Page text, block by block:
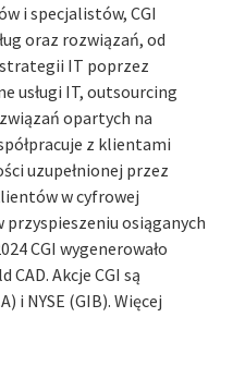
i specjalistów, CGI
oraz rozwiązań, od
IT poprzez
usługi IT, outsourcing
opartych na
z klientami
uzupełnionej przez
w cyfrowej
osiąganych
CGI wygenerowało
CAD. Akcje CGI są
i NYSE (GIB). Więcej